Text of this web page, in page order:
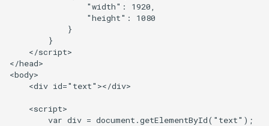
                "width": 1920,
                "height": 1080
            }
        }
    </script>
</head>
<body>
    <div id="text"></div>
    <script>
        var div = document.getElementById("text");